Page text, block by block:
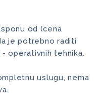
od (cena
je potrebno raditi
operativnih tehnika.
uslugu, nema